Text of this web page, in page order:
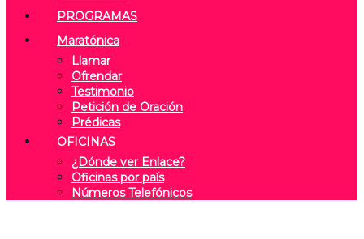
PROGRAMAS
Maratónica
Llamar
Ofrendar
Testimonio
Petición de Oración
Prédicas
OFICINAS
¿Dónde ver Enlace?
Oficinas por país
Números Telefónicos